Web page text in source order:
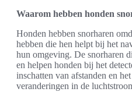
Waarom hebben honden
Honden hebben snorharen
hebben die hen helpt bij het
hun omgeving. De snorharen
en helpen honden bij het
inschatten van afstanden en
veranderingen in de